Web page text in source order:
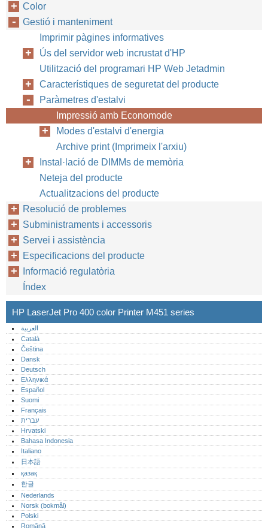
Color
Gestió i manteniment
Imprimir pàgines informatives
Ús del servidor web incrustat d'HP
Utilització del programari HP Web Jetadmin
Característiques de seguretat del producte
Paràmetres d'estalvi
Impressió amb Economode
Modes d'estalvi d'energia
Archive print (Imprimeix l'arxiu)
Instal·lació de DIMMs de memòria
Neteja del producte
Actualitzacions del producte
Resolució de problemes
Subministraments i accessoris
Servei i assistència
Especificacions del producte
Informació regulatòria
Índex
HP LaserJet Pro 400 color Printer M451 series
العربية
Català
Čeština
Dansk
Deutsch
Ελληνικά
Español
Suomi
Français
עברית
Hrvatski
Bahasa Indonesia
Italiano
日本語
қазақ
한글
Nederlands
Norsk (bokmål)‎
Polski
Română